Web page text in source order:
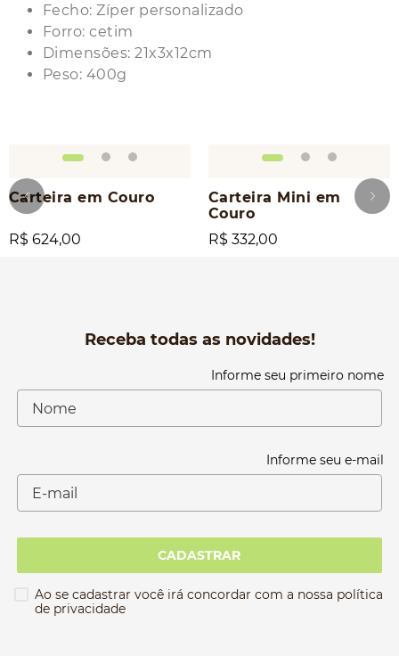
Fecho: Zíper personalizado
Forro: cetim
Dimensões: 21x3x12cm
Peso: 400g
Carteira em Couro
R$ 624,00
Carteira Mini em
Couro
R$ 332,00
Receba todas as novidades!
Informe seu primeiro nome
Informe seu e-mail
CADASTRAR
Ao se cadastrar você irá concordar com a nossa política
de privacidade